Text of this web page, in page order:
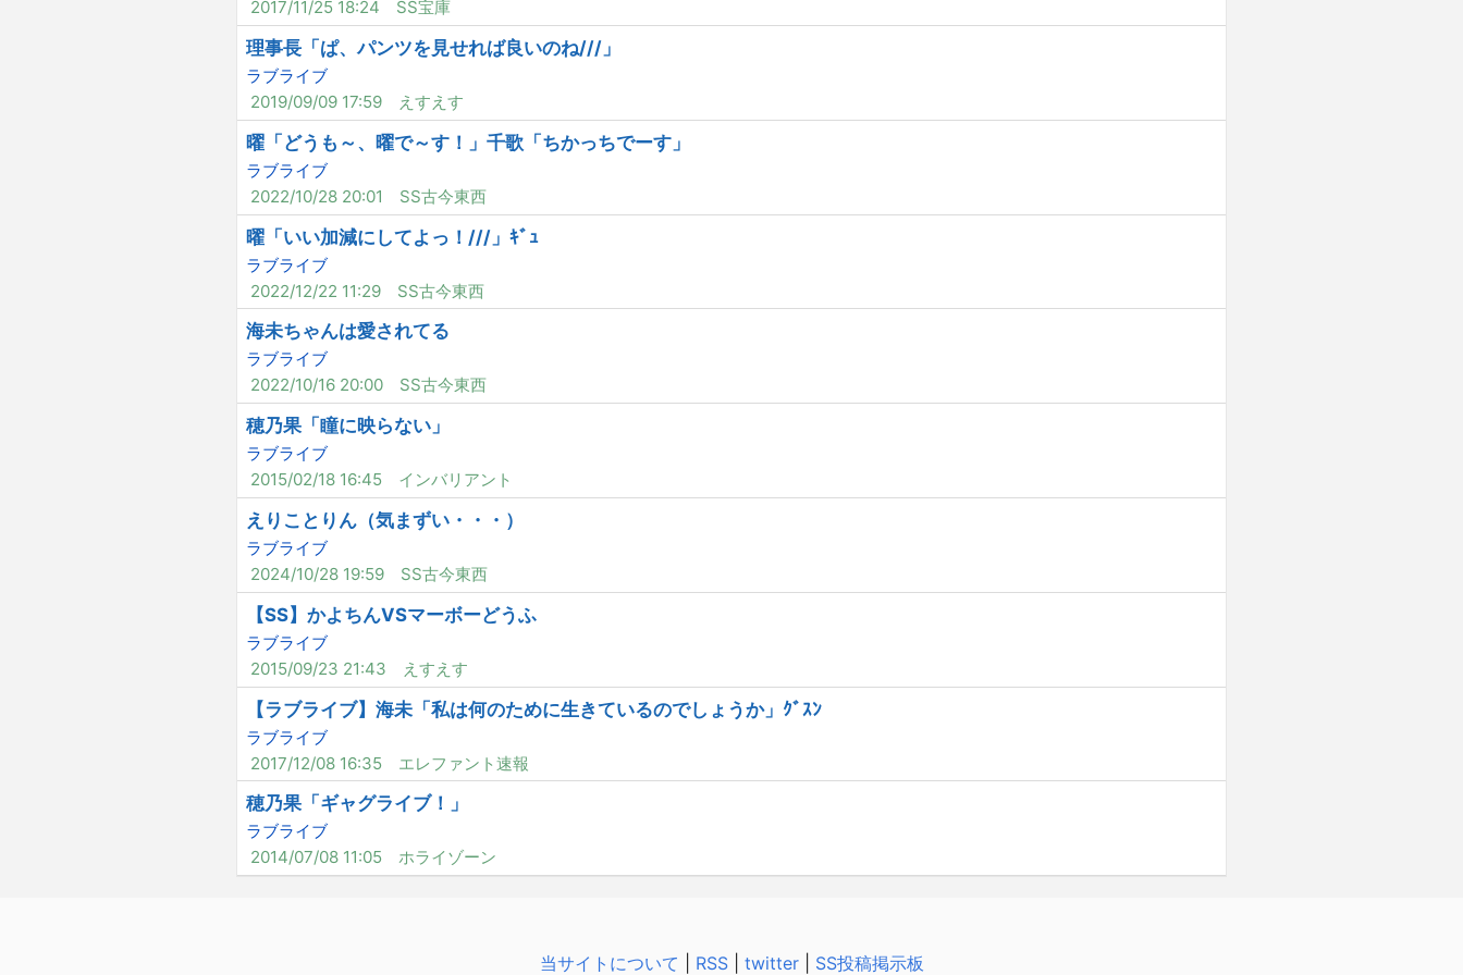
2017/11/25 18:24 SS宝庫
理事長「ぱ、パンツを見せれば良いのね///」
ラブライブ
2019/09/09 17:59
えすえす
曜「どうも～、曜で～す！」千歌「ちかっちでーす」
ラブライブ
2022/10/28 20:01
SS古今東西
曜「いい加減にしてよっ！///」ｷﾞｭ
ラブライブ
2022/12/22 11:29
SS古今東西
海未ちゃんは愛されてる
ラブライブ
2022/10/16 20:00
SS古今東西
穂乃果「瞳に映らない」
ラブライブ
2015/02/18 16:45
インバリアント
えりことりん（気まずい・・・）
ラブライブ
2024/10/28 19:59
SS古今東西
【SS】かよちんVSマーボーどうふ
ラブライブ
2015/09/23 21:43
えすえす
【ラブライブ】海未「私は何のために生きているのでしょうか」ｸﾞｽﾝ
ラブライブ
2017/12/08 16:35
エレファント速報
穂乃果「ギャグライブ！」
ラブライブ
2014/07/08 11:05
ホライゾーン
当サイトについて RSS| twitter| SS投稿掲示板